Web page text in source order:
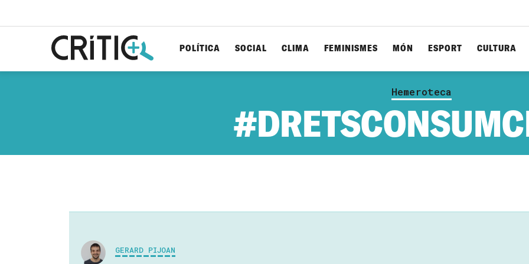
POLÍTICA SOCIAL CLIMA FEMINISMES MÓN ESPORT CULTURA
Hemeroteca
GERARD PIJOAN